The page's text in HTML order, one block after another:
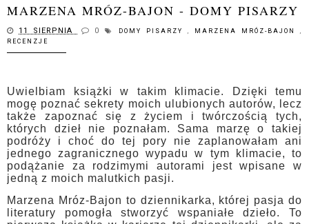
MARZENA MRÓZ-BAJON - DOMY PISARZY
11 SIERPNIA 0 DOMY PISARZY , MARZENA MRÓZ-BAJON,
RECENZJE
Uwielbiam książki w takim klimacie. Dzięki temu
mogę poznać sekrety moich ulubionych autorów, lecz
także zapoznać się z życiem i twórczością tych,
których dzieł nie poznałam. Sama marzę o takiej
podróży i choć do tej pory nie zaplanowałam ani
jednego zagranicznego wypadu w tym klimacie, to
podążanie za rodzimymi autorami jest wpisane w
jedną z moich malutkich pasji.
Marzena Mróz-Bajon to dziennikarka, której pasja do
literatury pomogła stworzyć wspaniałe dzieło. To